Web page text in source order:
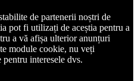
de partenerii noștri de
pot fi utilizați de aceștia pentru a
a vă afișa ulterior anunțuri
module cookie, nu veți
interesele dvs.